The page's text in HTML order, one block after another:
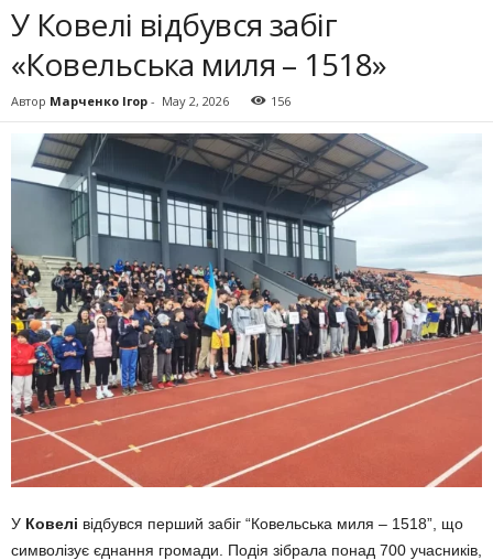
У Ковелі відбувся забіг
«Ковельська миля – 1518»
Автор Марченко Ігор - May 2, 2026 156
У Ковелі відбувся перший забіг “Ковельська миля – 1518”, що
символізує єднання громади. Подія зібрала понад 700 учасників,